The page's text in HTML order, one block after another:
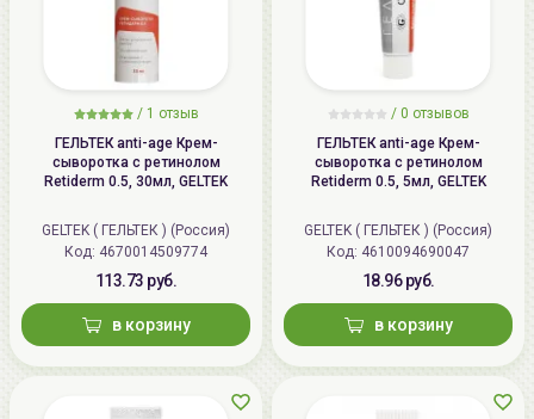
/ 1 отзыв
ГЕЛЬТЕК anti-age Крем-
сыворотка с ретинолом
Retiderm 0.5, 30мл, GELTEK
GELTEK ( ГЕЛЬТЕК ) (Россия)
Код: 4670014509774
113.73 руб.
в корзину
/ 0 отзывов
ГЕЛЬТЕК anti-age Крем-
сыворотка с ретинолом
Retiderm 0.5, 5мл, GELTEK
GELTEK ( ГЕЛЬТЕК ) (Россия)
Код: 4610094690047
18.96 руб.
в корзину